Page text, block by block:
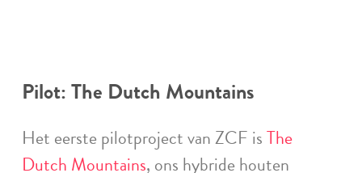
Pilot: The Dutch Mountains
Het eerste pilotproject van ZCF isThe
Dutch Mountains, ons hybride houten